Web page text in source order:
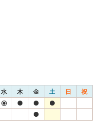
水 木 金 土 日 祝